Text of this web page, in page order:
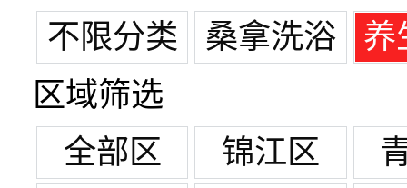
不限分类
桑拿洗浴
养
区域筛选
全部区
锦江区